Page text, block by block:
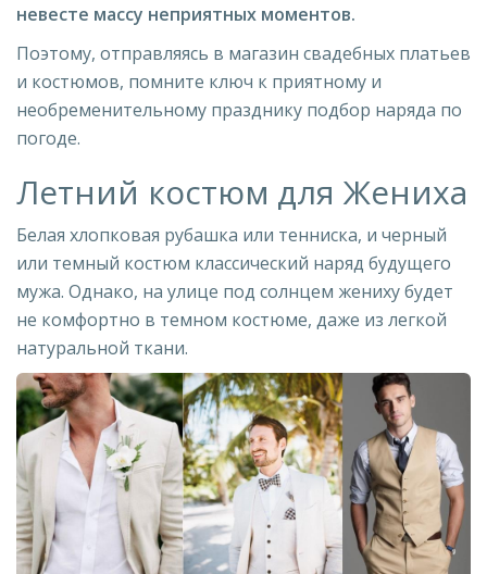
невесте массу неприятных моментов.
Поэтому, отправляясь в магазин свадебных платьев
и костюмов, помните ключ к приятному и
необременительному празднику подбор наряда по
погоде.
Летний костюм для Жениха
Белая хлопковая рубашка или тенниска, и черный
или темный костюм классический наряд будущего
мужа. Однако, на улице под солнцем жениху будет
не комфортно в темном костюме, даже из легкой
натуральной ткани.